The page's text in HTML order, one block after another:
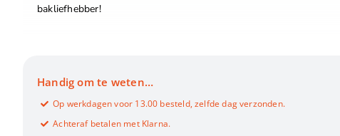
bakliefhebber!
Handig om te weten…
Op werkdagen voor 13.00 besteld, zelfde dag verzonden.
Achteraf betalen met Klarna.